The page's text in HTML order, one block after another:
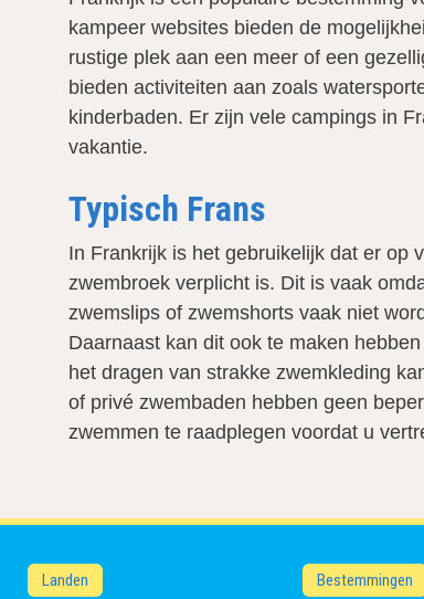
kampeer websites bieden de
rustige plek aan een meer of een
bieden activiteiten aan zoals
kinderbaden. Er zijn vele campings in
vakantie.
Typisch Frans
In Frankrijk is het gebruikelijk dat er op
zwembroek verplicht is. Dit is vaak
zwemslips of zwemshorts vaak niet
Daarnaast kan dit ook te maken
het dragen van strakke zwemkleding
of privé zwembaden hebben geen
zwemmen te raadplegen voordat u
Landen Bestemmingen